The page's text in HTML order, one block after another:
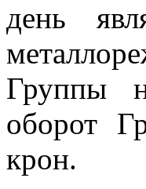
день
Группы
оборот
крон.